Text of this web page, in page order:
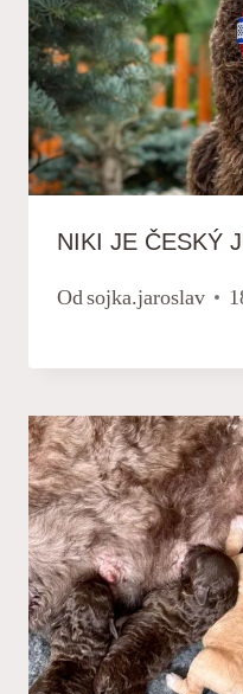
NIKI JE ČESKÝ
Od sojka.jaroslav